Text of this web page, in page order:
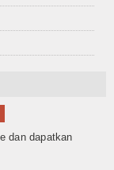
dan dapatkan